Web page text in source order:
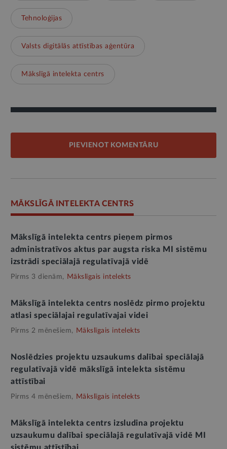
Tehnoloģijas
Valsts digitālās attīstības aģentūra
Mākslīgā intelekta centrs
PIEVIENOT KOMENTĀRU
MĀKSLĪGĀ INTELEKTA CENTRS
Mākslīgā intelekta centrs pieņem pirmos
administratīvos aktus par augsta riska MI sistēmu
izstrādi speciālajā regulatīvajā vidē
Pirms 3 dienām, Mākslīgais intelekts
Mākslīgā intelekta centrs noslēdz pirmo projektu
atlasi speciālajai regulatīvajai videi
Pirms 2 mēnešiem, Mākslīgais intelekts
Noslēdzies projektu uzsaukums dalībai speciālajā
regulatīvajā vidē mākslīgā intelekta sistēmu
attīstībai
Pirms 4 mēnešiem, Mākslīgais intelekts
Mākslīgā intelekta centrs izsludina projektu
uzsaukumu dalībai speciālajā regulatīvajā vidē MI